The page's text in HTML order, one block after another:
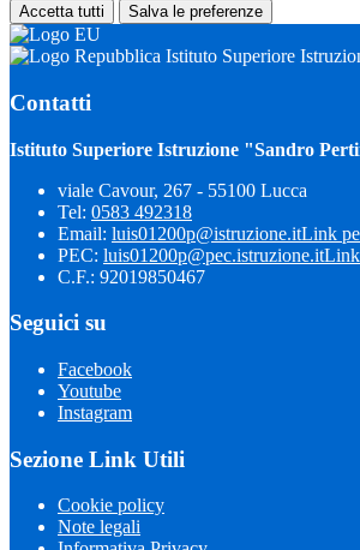
Accetta tutti Salva le preferenze
Istituto Superiore
Contatti
Istituto Superiore Istruzione "Sandro
viale Cavour, 267 - 55100 Lucca
Tel: 0583 492318
Email: luis01200p@istruzione.itLink
PEC: luis01200p@pec.istruzione.itLink
C.F.: 92019850467
Seguici su
Facebook
Youtube
Instagram
Sezione Link Utili
Cookie policy
Note legali